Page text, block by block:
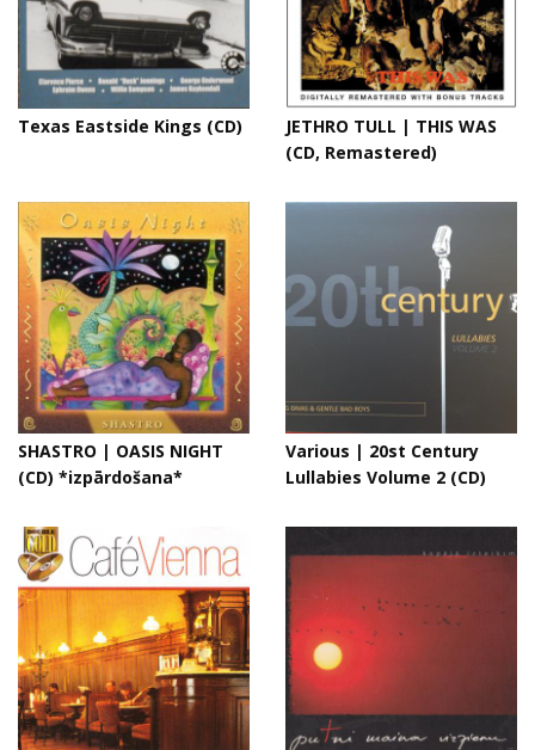
Texas Eastside Kings (CD)
JETHRO TULL | THIS WAS
(CD, Remastered)
SHASTRO | OASIS NIGHT
(CD) *izpārdošana*
Various | 20st Century
Lullabies Volume 2 (CD)